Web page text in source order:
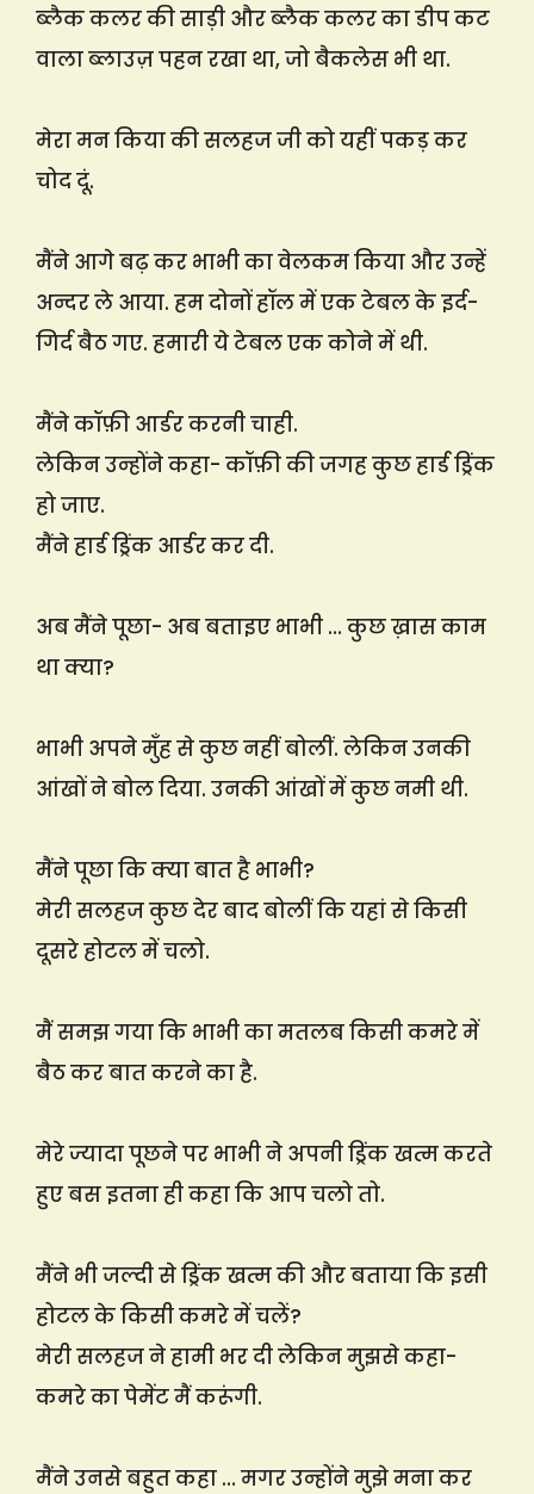
ब्लैक कलर की साड़ी और ब्लैक कलर का डीप कट
वाला ब्लाउज़ पहन रखा था, जो बैकलेस भी था.
मेरा मन किया की सलहज जी को यहीं पकड़ कर
चोद दूं.
मैंने आगे बढ़ कर भाभी का वेलकम किया और उन्हें
अन्दर ले आया. हम दोनों हॉल में एक टेबल के इर्द-
गिर्द बैठ गए. हमारी ये टेबल एक कोने में थी.
मैंने कॉफ़ी आर्डर करनी चाही.
लेकिन उन्होंने कहा- कॉफ़ी की जगह कुछ हार्ड ड्रिंक
हो जाए.
मैंने हार्ड ड्रिंक आर्डर कर दी.
अब मैंने पूछा- अब बताइए भाभी … कुछ ख़ास काम
था क्या?
भाभी अपने मुँह से कुछ नहीं बोलीं. लेकिन उनकी
आंखों ने बोल दिया. उनकी आंखों में कुछ नमी थी.
मैंने पूछा कि क्या बात है भाभी?
मेरी सलहज कुछ देर बाद बोलीं कि यहां से किसी
दूसरे होटल में चलो.
मैं समझ गया कि भाभी का मतलब किसी कमरे में
बैठ कर बात करने का है.
मेरे ज्यादा पूछने पर भाभी ने अपनी ड्रिंक खत्म करते
हुए बस इतना ही कहा कि आप चलो तो.
मैंने भी जल्दी से ड्रिंक खत्म की और बताया कि इसी
होटल के किसी कमरे में चलें?
मेरी सलहज ने हामी भर दी लेकिन मुझसे कहा-
कमरे का पेमेंट मैं करूंगी.
मैंने उनसे बहुत कहा … मगर उन्होंने मुझे मना कर